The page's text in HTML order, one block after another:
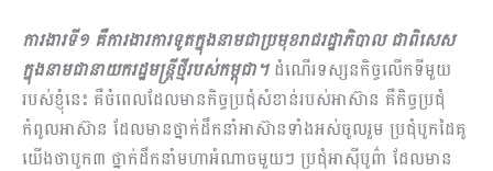
ការងារទី១ គឺការ​ងារការទូតក្នុងនាមជាប្រមុខរាជរដ្ឋាភិបាល ជាពិសេស
ក្នុងនាមជានាយករដ្ឋ​មន្ដ្រីថ្មីរបស់កម្ពុជា។ដំណើរទស្សនកិច្ចលើកទីមួយ
របស់ខ្ញុំនេះ គឺចំពេលដែលមានកិច្ចប្រជុំសំខាន់របស់អាស៊ាន គឺកិច្ចប្រជុំ
កំពូលអាស៊ាន ដែលមានថ្នាក់ដឹកនាំអាស៊ានទាំងអស់ចូលរួម ប្រជុំបូកដៃគូ
យើងថាបូក៣ ថ្នាក់ដឹកនាំមហាអំណាចមួយៗ ប្រជុំអាស៊ីបូព៌ា ដែលមាន